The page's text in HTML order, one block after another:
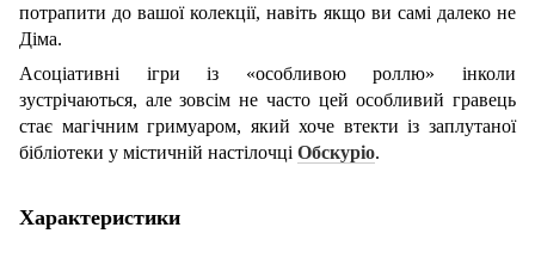
потрапити до вашої колекції, навіть якщо ви самі далеко не
Діма.
Асоціативні ігри із «особливою роллю» інколи
зустрічаються, але зовсім не часто цей особливий гравець
стає магічним гримуаром, який хоче втекти із заплутаної
бібліотеки у містичній настілочці Обскуріо.
Характеристики